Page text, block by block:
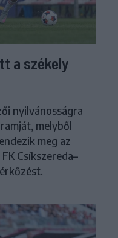
a székely
nyilvánosságra
melyből
meg az
Csíkszereda–